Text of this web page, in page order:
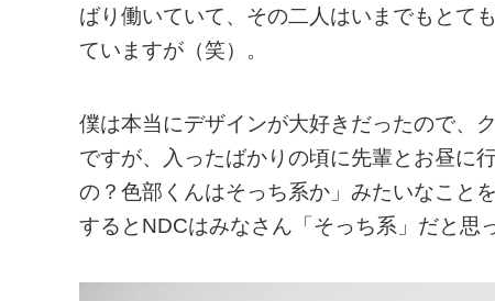
ばり働いていて、その二人はいまでもとて
ていますが（笑）。
僕は本当にデザインが大好きだったので、
ですが、入ったばかりの頃に先輩とお昼に
の？色部くんはそっち系か」みたいなこ
するとNDCはみなさん「そっち系」だと思